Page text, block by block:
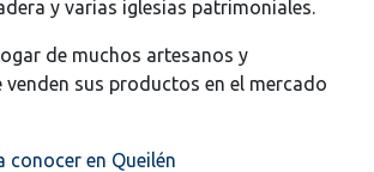
y varias iglesias patrimoniales.
de muchos artesanos y
venden sus productos en el mercado
conocer en Queilén